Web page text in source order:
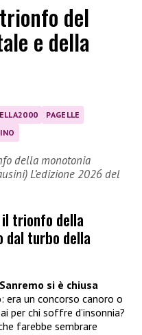
del
e della
PAGELLE
della monotonia
L’edizione 2026 del
trionfo della
turbo della
si è chiusa
: era un concorso canoro o
per chi soffre d’insonnia?
farebbe sembrare